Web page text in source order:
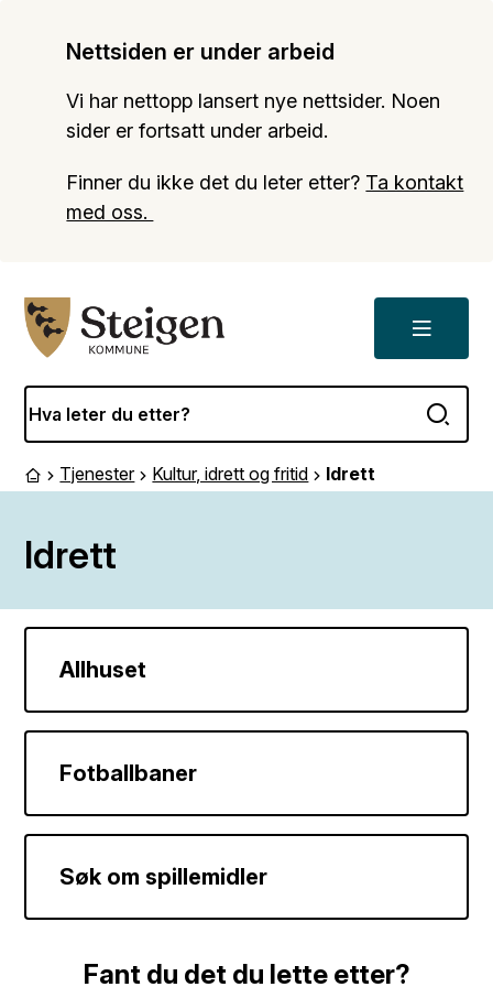
Nettsiden er under arbeid
Vi har nettopp lansert nye nettsider. Noen
sider er fortsatt under arbeid.
Finner du ikke det du leter etter? Ta kontakt
med oss.
Meny
Du er her:
Forside
Tjenester Kultur, idrett og fritid Idrett
Idrett
Allhuset
Fotballbaner
Søk om spillemidler
Fant du det du lette etter?